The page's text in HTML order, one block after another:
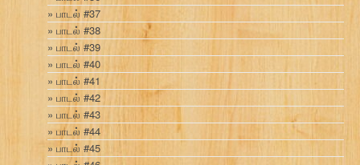
பாடல் #37
பாடல் #38
பாடல் #39
பாடல் #40
பாடல் #41
பாடல் #42
பாடல் #43
பாடல் #44
பாடல் #45